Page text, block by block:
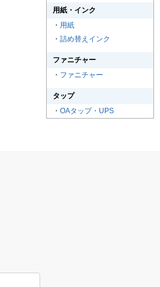
用紙・インク
・ 用紙
・ 詰め替えインク
ファニチャー
・ ファニチャー
タップ
・ OAタップ・UPS